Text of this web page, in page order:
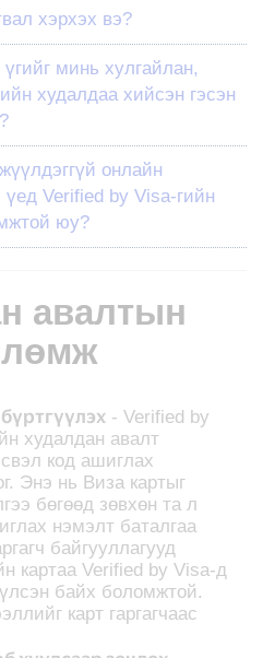
хэрхэх вэ?
худалдаа хийсэн гэсэн
Verified by Visa-гийн
юу?
авалтын
- Verified by
худалдан авалт
код ашиглах
Энэ нь Виза картыг
бөгөөд зөвхөн та л
нэмэлт баталгаа
байгууллагууд
картаа Verified by Visa-д
байх боломжтой.
карт гаргагчаас